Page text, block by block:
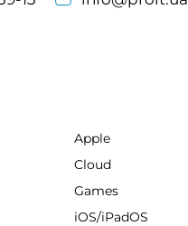
Apple
Cloud
Games
iOS/iPadOS